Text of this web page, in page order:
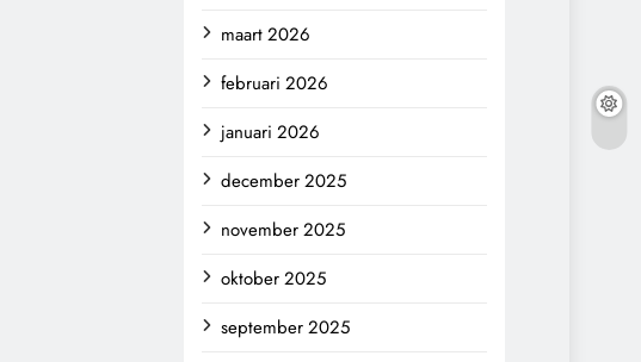
maart 2026
februari 2026
januari 2026
december 2025
november 2025
oktober 2025
september 2025